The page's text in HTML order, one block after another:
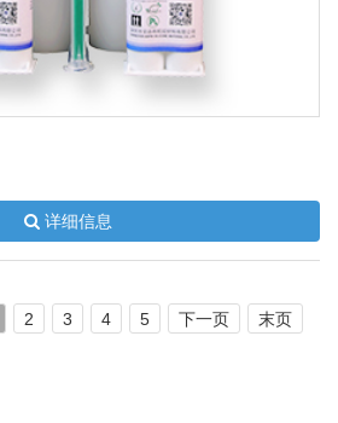
详细信息
2 3 4 5 下一页 末页